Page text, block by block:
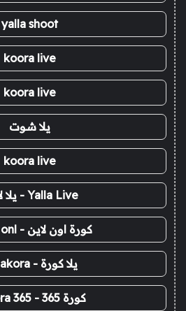
yalla shoot
koora live
koora live
يلا شوت
koora live
Yalla Live - يلا لايف
كورة اون لاين - koora onl
يلا كورة - yallakora
كورة 365 - kooora 365